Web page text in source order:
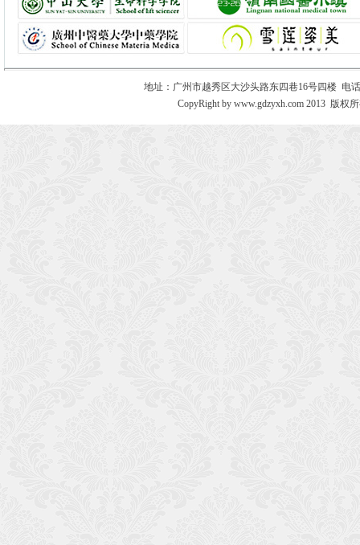
地址：广州市越秀区大沙头路东四巷16号四楼 电话
CopyRight by www.gdzyxh.com 2013 版